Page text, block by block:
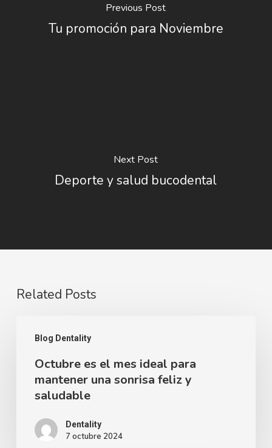
Previous Post
Tu promoción para Noviembre
Next Post
Deporte y salud bucodental
Related Posts
Blog Dentality
ideal
para
mantener
Octubre es el mes ideal para
mantener una sonrisa feliz y
saludable
Dentality
7 octubre 2024